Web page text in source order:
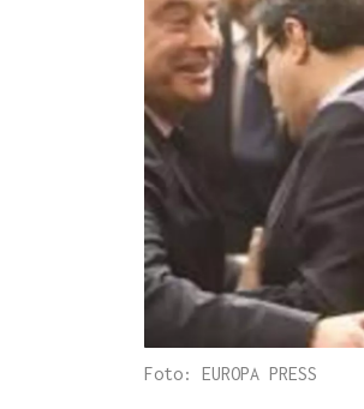
Foto: EUROPA PRESS